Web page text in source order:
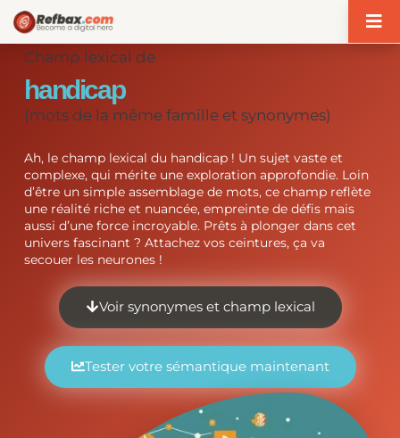
Champ lexical de
handicap
(mots de la même famille et synonymes)
Ah, le champ lexical du handicap ! Un sujet vaste et
complexe, qui mérite une exploration approfondie. Loin
d’être un simple assemblage de mots, ce champ reflète
une réalité riche et nuancée, empreinte de défis mais
aussi d’une force incroyable. Prêts à plonger dans cet
univers fascinant ? Attachez vos ceintures, ça va
secouer les neurones !
Voir synonymes et champ lexical
Tester votre sémantique maintenant
Panneau de gestion des cookies